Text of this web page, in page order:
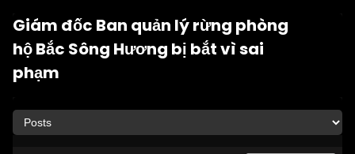
Giám đốc Ban quản lý rừng phòng
hộ Bắc Sông Hương bị bắt vì sai
phạm